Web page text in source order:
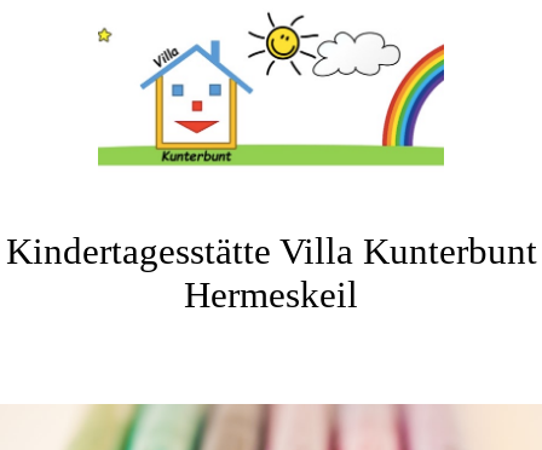
Kindertagesstätte Villa Kunterbunt
Hermeskeil